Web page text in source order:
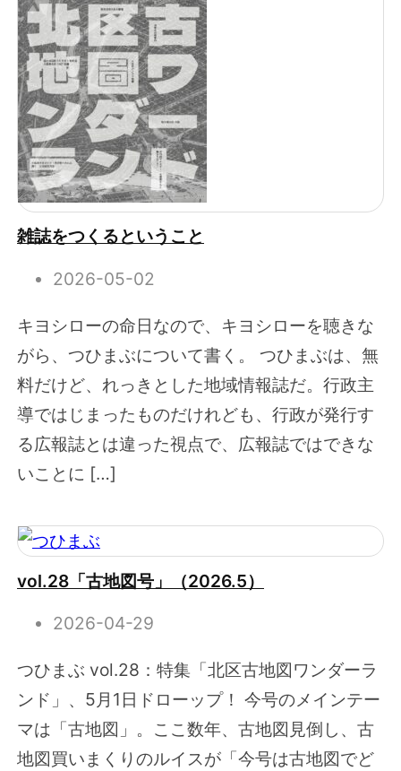
雑誌をつくるということ
2026-05-02
キヨシローの命日なので、キヨシローを聴きな
がら、つひまぶについて書く。 つひまぶは、無
料だけど、れっきとした地域情報誌だ。行政主
導ではじまったものだけれども、行政が発行す
る広報誌とは違った視点で、広報誌ではできな
いことに […]
vol.28「古地図号」（2026.5）
2026-04-29
つひまぶ vol.28：特集「北区古地図ワンダーラ
ンド」、5月1日ドローップ！ 今号のメインテー
マは「古地図」。ここ数年、古地図見倒し、古
地図買いまくりのルイスが「今号は古地図でど